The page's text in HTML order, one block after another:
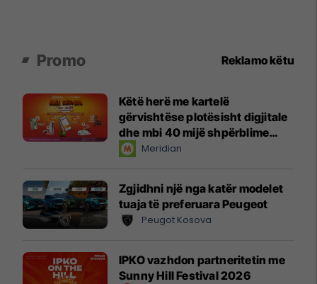
Promo Reklamo këtu
Këtë herë me kartelë
gërvishtëse plotësisht digjitale
dhe mbi 40 mijë shpërblime
instant!Meridian
Zgjidhni një nga katër modelet
tuaja të preferuara Peugeot
Peugot Kosova
IPKO vazhdon partneritetin me
Sunny Hill Festival 2026